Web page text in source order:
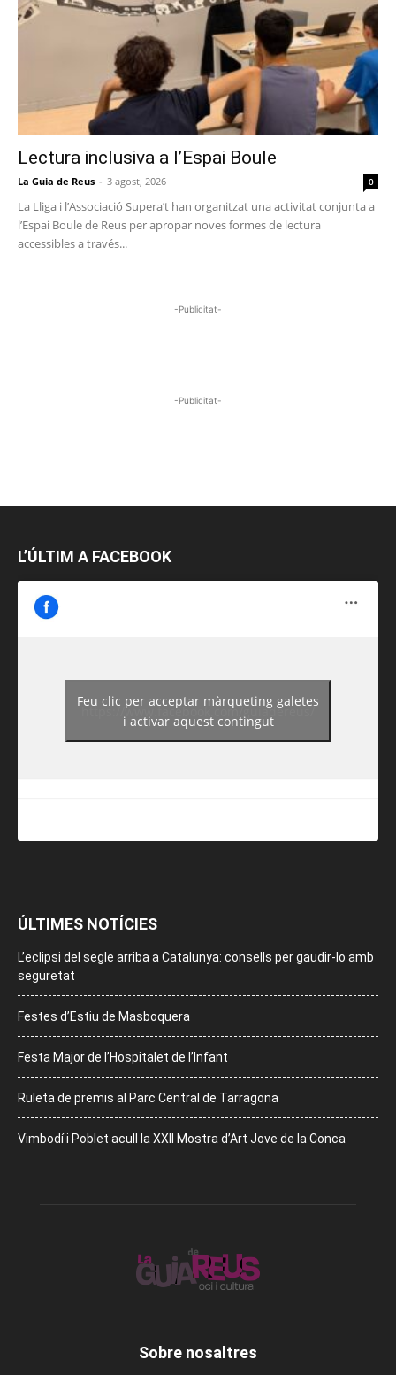
Lectura inclusiva a l’Espai Boule
La Guia de Reus - 3 agost, 2026 0
La Lliga i l’Associació Supera’t han organitzat una activitat conjunta a
l’Espai Boule de Reus per apropar noves formes de lectura
accessibles a través...
-Publicitat-
-Publicitat-
L’ÚLTIM A FACEBOOK
https://www.facebook.com/guiadereus/
Feu clic per acceptar màrqueting galetes
i activar aquest contingut
ÚLTIMES NOTÍCIES
L’eclipsi del segle arriba a Catalunya: consells per gaudir-lo amb
seguretat
Festes d’Estiu de Masboquera
Festa Major de l’Hospitalet de l’Infant
Ruleta de premis al Parc Central de Tarragona
Vimbodí i Poblet acull la XXII Mostra d’Art Jove de la Conca
Sobre nosaltres